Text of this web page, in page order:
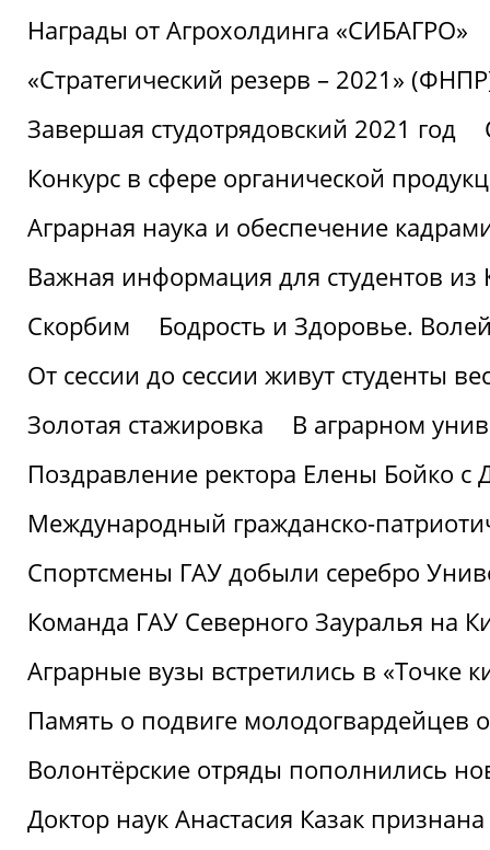
Награды от Агрохолдинга «СИБАГРО»
«Стратегический резерв – 2021»
Завершая студотрядовский 2021 год
Конкурс в сфере органической
Аграрная наука и обеспечение
Важная информация для студентов из
Скорбим
Бодрость и Здоровье.
От сессии до сессии живут студенты
Золотая стажировка
В аграрном
Поздравление ректора Елены Бойко с
Международный гражданско-
Спортсмены ГАУ добыли серебро
Команда ГАУ Северного Зауралья на
Аграрные вузы встретились в «Точке
Память о подвиге молодогвардейцев
Волонтёрские отряды пополнились
Доктор наук Анастасия Казак